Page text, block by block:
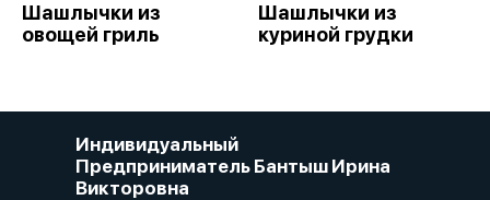
Шашлычки из
овощей гриль
Шашлычки из
куриной грудки
Индивидуальный
Предприниматель Бантыш Ирина
Викторовна